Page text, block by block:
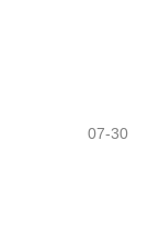
07-30